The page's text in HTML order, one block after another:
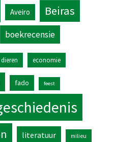
Aveiro Beiras
boekrecensie
dieren economie
fado feest
literatuur milieu